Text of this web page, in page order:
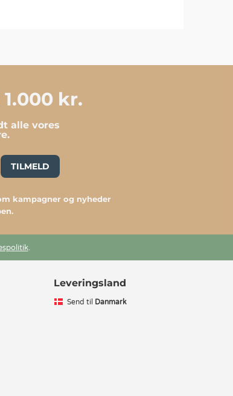
kr.
alle vores
TILMELD
kampagner og nyheder
.
Leveringsland
Send til Danmark